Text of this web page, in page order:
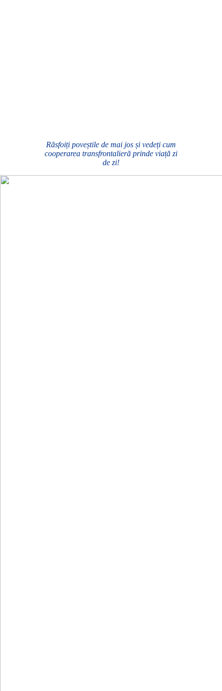
Răsfoiți poveștile de mai jos și vedeți cum
cooperarea transfrontalieră prinde viață zi
de zi!